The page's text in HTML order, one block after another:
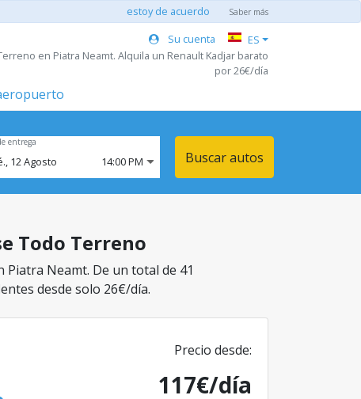
estoy de acuerdo Saber más
Su cuenta
ES
en Piatra Neamt. Alquila un Renault Kadjar barato
por 26€/día
entrega
12Agosto 14:00 PM Buscar autos
Todo Terreno
Neamt. De un total de 41
desde solo 26€/día.
Precio desde:
117€/día